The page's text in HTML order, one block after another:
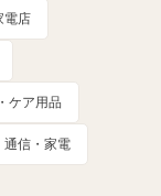
電店
ケア用品
通信・家電